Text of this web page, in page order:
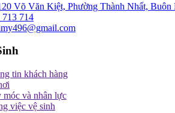
Võ Văn Kiệt, Phường Thành Nhất,
713 714
tin khách hàng
móc và nhân lực
việc vệ sinh